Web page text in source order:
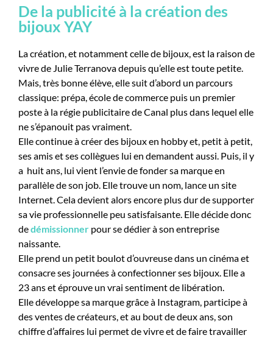
De la publicité à la création des
bijoux YAY
La création, et notamment celle de bijoux, est la raison de
vivre de Julie Terranovadepuis qu’elle est toute petite.
Mais, très bonne élève, elle suit d’abord un parcours
classique: prépa, école de commerce puis un premier
poste à la régie publicitaire de Canal plus dans lequel elle
ne s’épanouit pas vraiment.
Elle continue à créer des bijoux en hobby et, petit à petit,
ses amis et ses collègues lui en demandent aussi. Puis, il y
a huit ans, lui vient l’envie de fonder sa marque en
parallèle de son job. Elle trouve un nom, lance un site
Internet. Cela devient alors encore plus dur de supporter
sa vie professionnelle peu satisfaisante. Elle décide donc
dedémissionner pour se dédier à son entreprise
naissante.
Elle prend un petit boulot d’ouvreuse dans un cinéma et
consacre ses journées à confectionner ses bijoux. Elle a
23 ans et éprouve un vrai sentiment de libération.
Elle développe sa marque grâce à Instagram, participe à
des ventes de créateurs, et au bout de deux ans, son
chiffre d’affaires lui permet de vivre et de faire travailler